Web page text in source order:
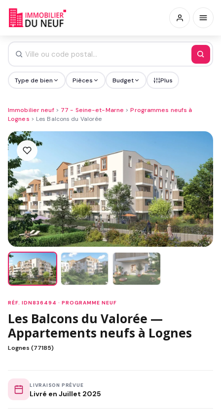
Type de bien Pièces Budget Plus
Immobilier neuf> 77 - Seine-et-Marne >Programmes neufs à
Lognes > Les Balcons du Valorée
RÉF. IDN836494 · PROGRAMME NEUF
Les Balcons du Valorée —
Appartements neufs à Lognes
Lognes (77185)
LIVRAISON PRÉVUE
Livré en Juillet 2025